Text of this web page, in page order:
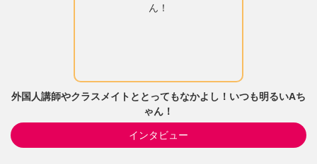
外国人講師やクラスメイトととってもなかよし！いつも明るいAち
ゃん！
インタビュー